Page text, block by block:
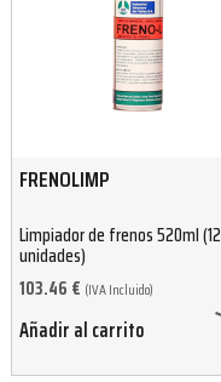
FRENOLIMP
Limpiador de frenos 520ml (12
unidades)
103.46 € (IVA Incluido)
Añadir al carrito